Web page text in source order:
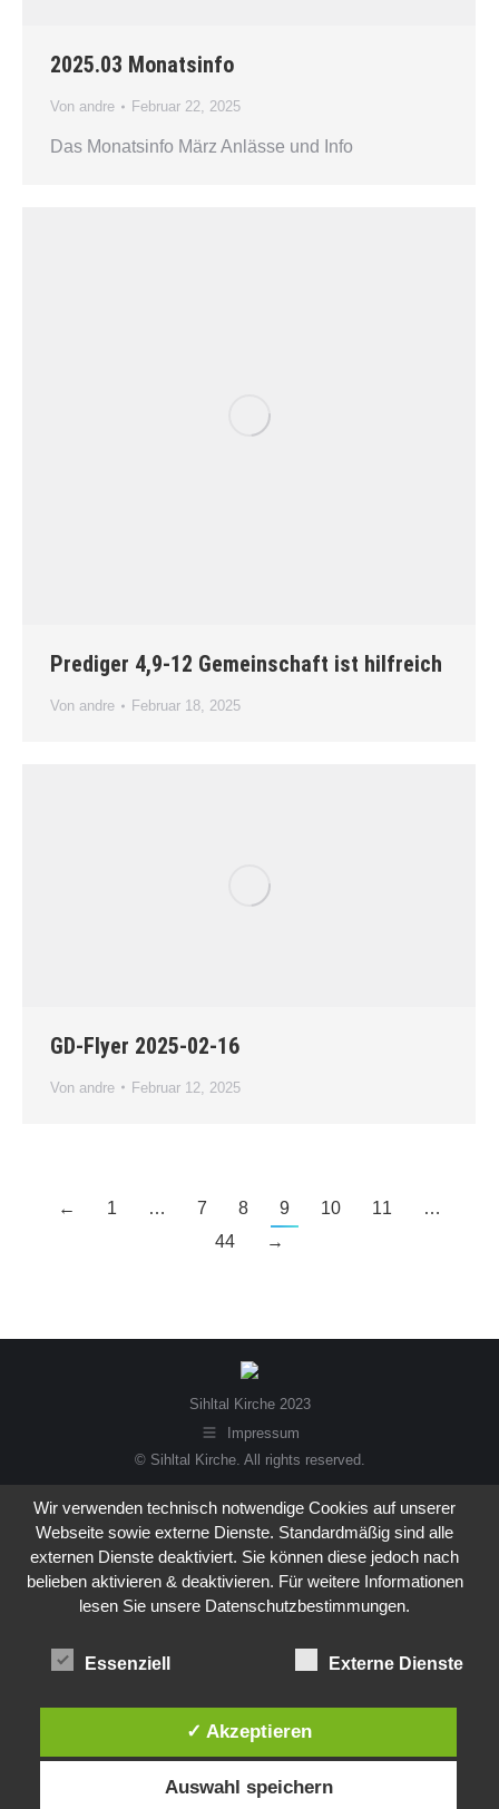
2025.03 Monatsinfo
Von andre Februar 22, 2025
Das Monatsinfo März Anlässe und Info
Prediger 4,9-12 Gemeinschaft ist hilfreich
Von andre Februar 18, 2025
GD-Flyer 2025-02-16
Von andre Februar 12, 2025
← 1 … 7 8 9 10 11
…
44
→
Sihltal Kirche 2023
Impressum
© Sihltal Kirche. All rights reserved.
Wir verwenden technisch notwendige Cookies auf unserer
Webseite sowie externe Dienste. Standardmäßig sind alle
externen Dienste deaktiviert. Sie können diese jedoch nach
belieben aktivieren & deaktivieren. Für weitere Informationen
lesen Sie unsere Datenschutzbestimmungen.
Essenziell Externe Dienste
✓ Akzeptieren
Auswahl speichern